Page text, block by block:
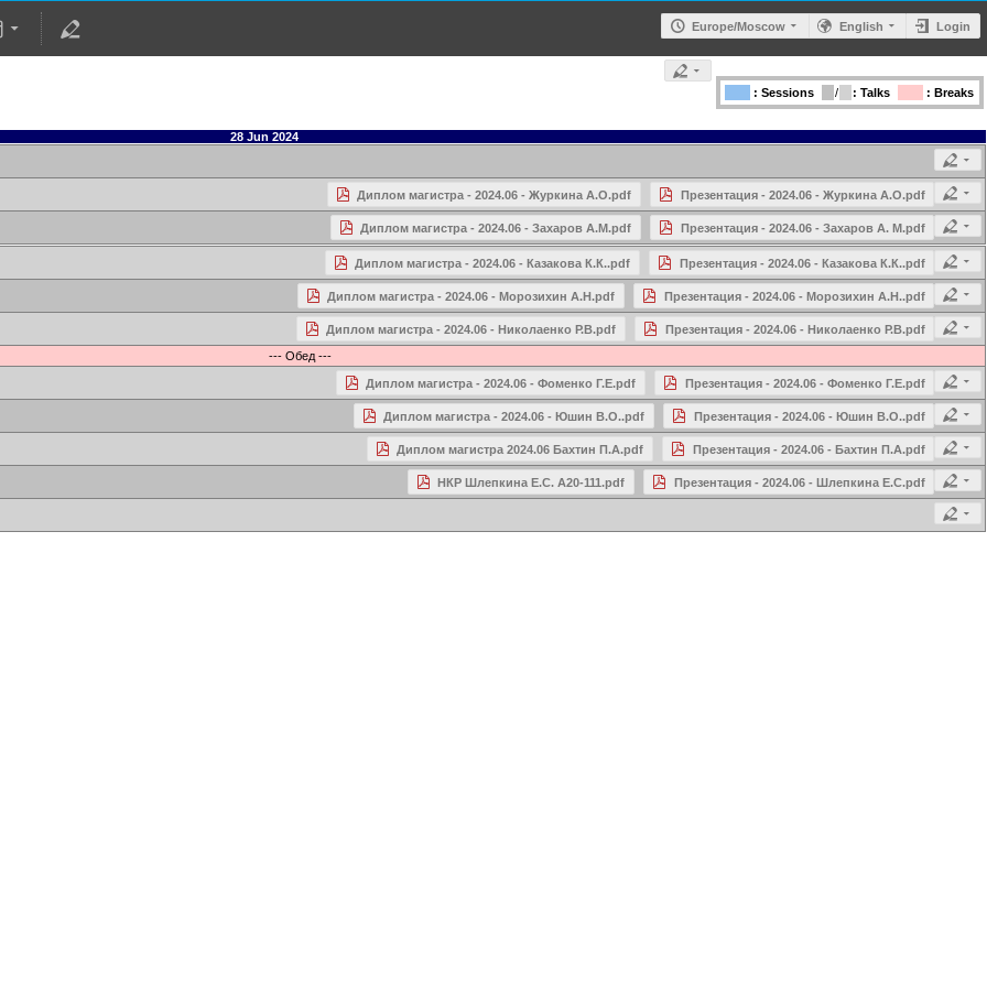
Europe/Moscow English Login
: Sessions / : Talks : Breaks
28 Jun 2024
Диплом магистра - 2024.06 - Журкина А.О.pdf
Презентация - 2024.06 - Журкина А.О.pdf
Диплом магистра - 2024.06 - Захаров А.М.pdf Презентация - 2024.06 - Захаров А. М.pdf
Диплом магистра - 2024.06 - Казакова К.К..pdf
Презентация - 2024.06 - Казакова К.К..pdf
Диплом магистра - 2024.06 - Морозихин А.Н.pdf
Презентация - 2024.06 - Морозихин А.Н..pdf
Диплом магистра - 2024.06 - Николаенко Р.В.pdf
Презентация - 2024.06 - Николаенко Р.В.pdf
--- Обед ---
Диплом магистра - 2024.06 - Фоменко Г.Е.pdf
Презентация - 2024.06 - Фоменко Г.Е.pdf
Диплом магистра - 2024.06 - Юшин В.О..pdf
Презентация - 2024.06 - Юшин В.О..pdf
Диплом магистра 2024.06 Бахтин П.А.pdf
Презентация - 2024.06 - Бахтин П.А.pdf
НКР Шлепкина Е.С. А20-111.pdf
Презентация - 2024.06 - Шлепкина Е.С.pdf